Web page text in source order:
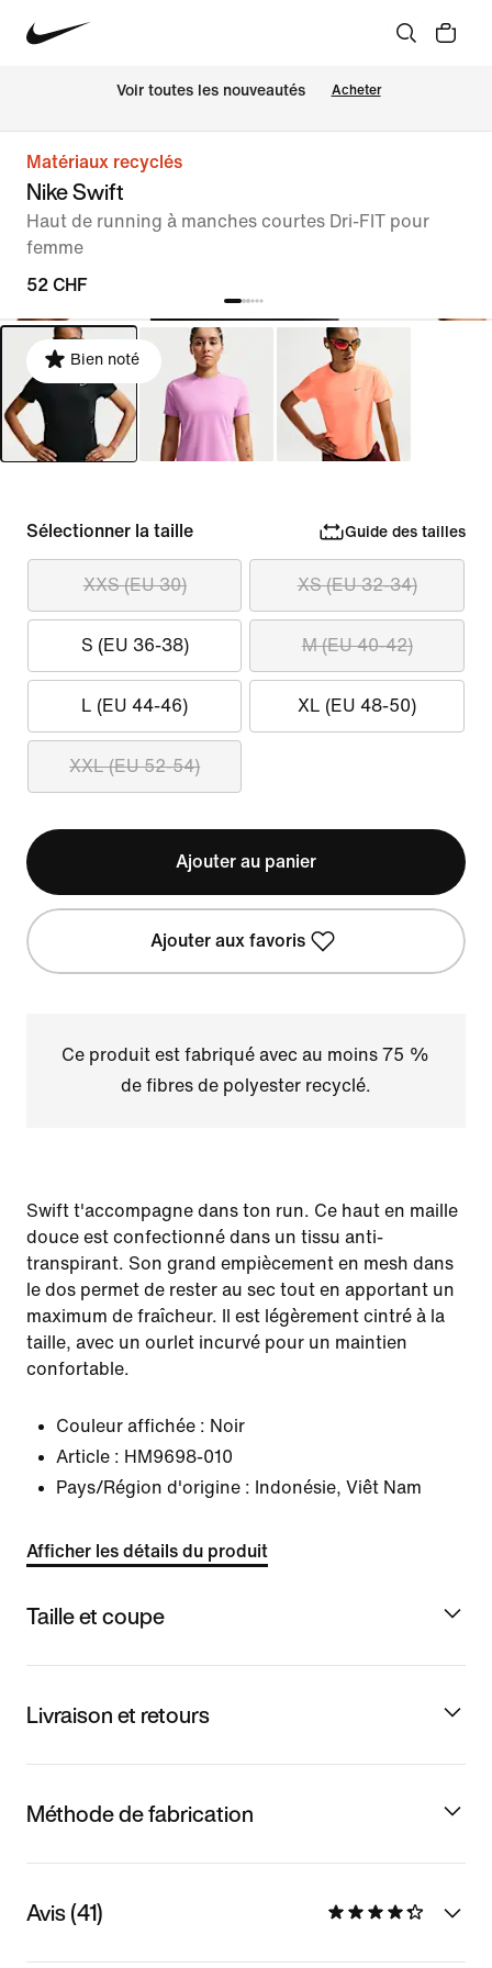
Voir toutes les nouveautés Acheter
Matériaux recyclés
Nike Swift
Haut de running à manches courtes Dri-FIT pour
femme
52 CHF
Bien noté
Sélectionner la taille Guide des tailles
XXS (EU 30) XS (EU 32-34)
S (EU 36-38) M (EU 40-42)
L (EU 44-46) XL (EU 48-50)
XXL (EU 52-54)
Ajouter au panier
Ajouter aux favoris
Ce produit est fabriqué avec au moins 75 %
de fibres de polyester recyclé.
Swift t'accompagne dans ton run. Ce haut en maille
douce est confectionné dans un tissu anti-
transpirant. Son grand empiècement en mesh dans
le dos permet de rester au sec tout en apportant un
maximum de fraîcheur. Il est légèrement cintré à la
taille, avec un ourlet incurvé pour un maintien
confortable.
Couleur affichée : Noir
Article : HM9698-010
Pays/Région d'origine : Indonésie, Viêt Nam
Afficher les détails du produit
Taille et coupe
Livraison et retours
Méthode de fabrication
Avis (41)